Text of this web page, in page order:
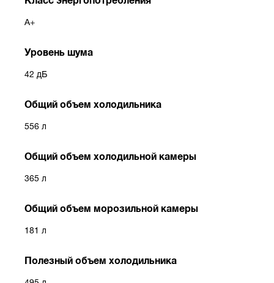
A+
Уровень шума
42 дБ
Общий объем холодильника
556 л
Общий объем холодильной камеры
365 л
Общий объем морозильной камеры
181 л
Полезный объем холодильника